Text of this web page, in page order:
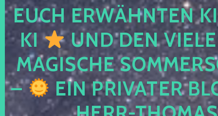
EUCH ERWÄHNTEN
KI
UND DEN
MAGISCHE
–
EIN PRIVATER